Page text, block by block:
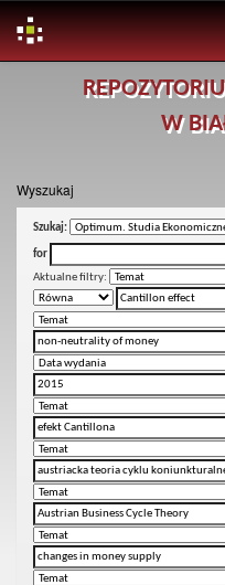
W
Wyszukaj
Szukaj:
for
Aktualne filtry: